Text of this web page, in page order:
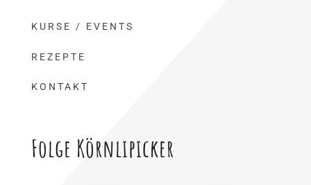
KURSE / EVENTS
REZEPTE
KONTAKT
Folge Körnlipicker